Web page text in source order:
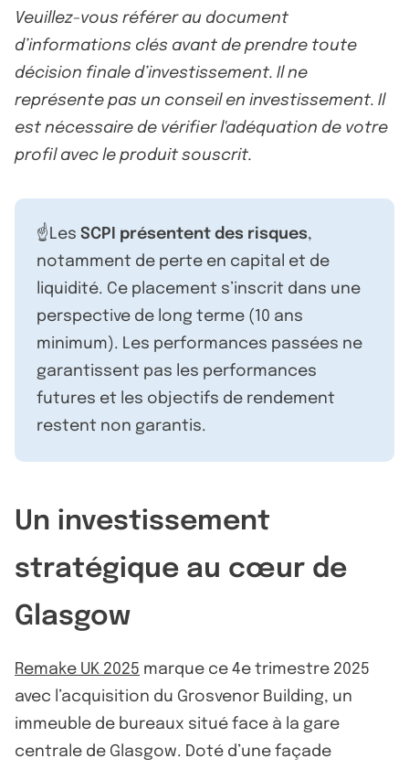
Veuillez-vous référer au document
d’informations clés avant de prendre toute
décision finale d’investissement. Il ne
représente pas un conseil en investissement. Il
est nécessaire de vérifier l'adéquation de votre
profil avec le produit souscrit.
☝️Les SCPI présentent des risques,
notamment de perte en capital et de
liquidité. Ce placement s’inscrit dans une
perspective de long terme (10 ans
minimum). Les performances passées ne
garantissent pas les performances
futures et les objectifs de rendement
restent non garantis.
Un investissement
stratégique au cœur de
Glasgow
Remake UK 2025 marque ce 4e trimestre 2025
avec l’acquisition du Grosvenor Building, un
immeuble de bureaux situé face à la gare
centrale de Glasgow. Doté d’une façade